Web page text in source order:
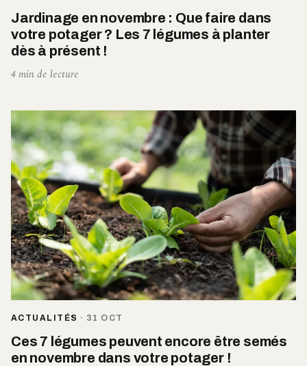
Jardinage en novembre : Que faire dans
votre potager ? Les 7 légumes à planter
dès à présent !
4 min de lecture
ACTUALITÉS · 31 OCT
Ces 7 légumes peuvent encore être semés
en novembre dans votre potager !